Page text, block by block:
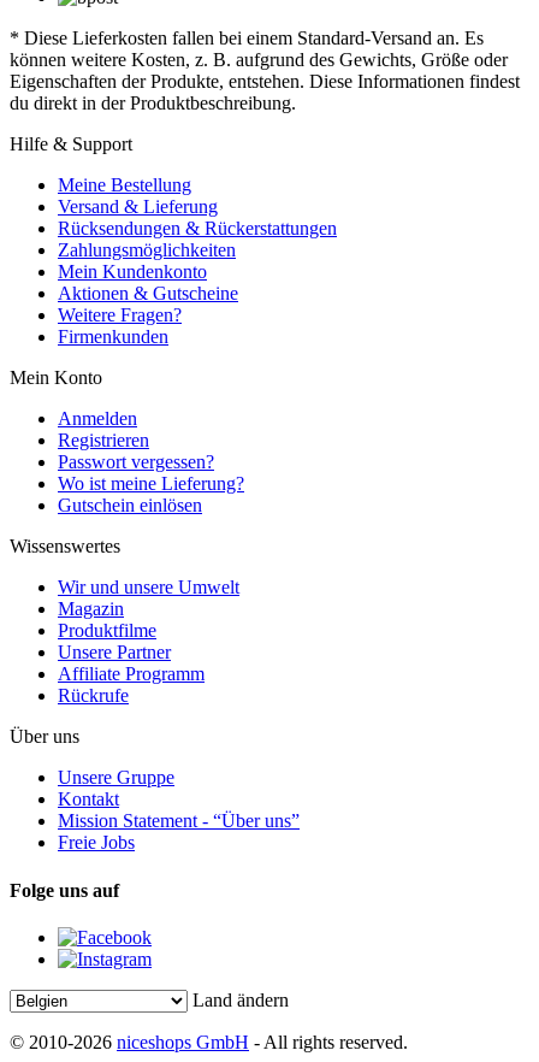
* Diese Lieferkosten fallen bei einem Standard-Versand an. Es
können weitere Kosten, z. B. aufgrund des Gewichts, Größe oder
Eigenschaften der Produkte, entstehen. Diese Informationen findest
du direkt in der Produktbeschreibung.
Hilfe & Support
Meine Bestellung
Versand & Lieferung
Rücksendungen & Rückerstattungen
Zahlungsmöglichkeiten
Mein Kundenkonto
Aktionen & Gutscheine
Weitere Fragen?
Firmenkunden
Mein Konto
Anmelden
Registrieren
Passwort vergessen?
Wo ist meine Lieferung?
Gutschein einlösen
Wissenswertes
Wir und unsere Umwelt
Magazin
Produktfilme
Unsere Partner
Affiliate Programm
Rückrufe
Über uns
Unsere Gruppe
Kontakt
Mission Statement - “Über uns”
Freie Jobs
Folge uns auf
Land ändern
© 2010-2026 niceshops GmbH - All rights reserved.